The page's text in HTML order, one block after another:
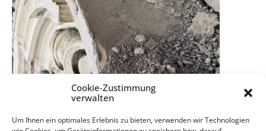
Cookie-Zustimmung
verwalten
Um Ihnen ein optimales Erlebnis zu bieten, verwenden wir Technologien